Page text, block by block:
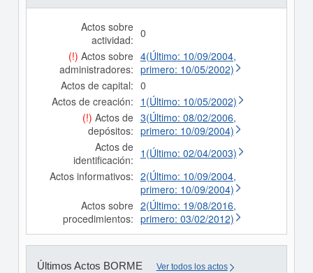
Actos sobre
actividad: 0
(!) Actos sobre
administradores:
4(Último: 10/09/2004,
primero: 10/05/2002)
Actos de capital: 0
Actos de creación: 1(Último: 10/05/2002)
(!) Actos de
depósitos:
3(Último: 08/02/2006,
primero: 10/09/2004)
Actos de
identificación: 1(Último: 02/04/2003)
Actos informativos: 2(Último: 10/09/2004,
primero: 10/09/2004)
Actos sobre
procedimientos:
2(Último: 19/08/2016,
primero: 03/02/2012)
Últimos Actos BORME Ver todos los actos